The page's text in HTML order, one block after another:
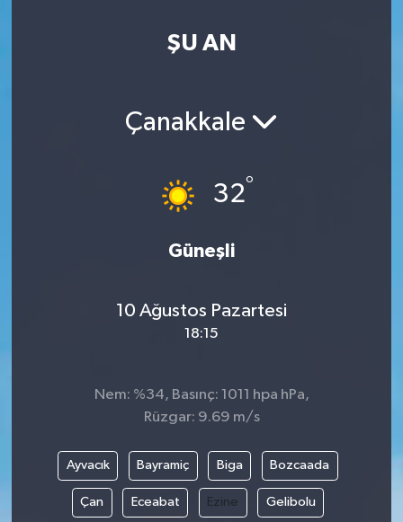
ŞU AN
Çanakkale
32°
Güneşli
10 Ağustos Pazartesi
18:15
Nem: %34, Basınç: 1011 hpa hPa,
Rüzgar: 9.69 m/s
Ayvacık Bayramiç Biga Bozcaada
Çan Eceabat Ezine Gelibolu